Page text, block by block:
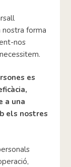
forma
nos
es
a una
els nostres